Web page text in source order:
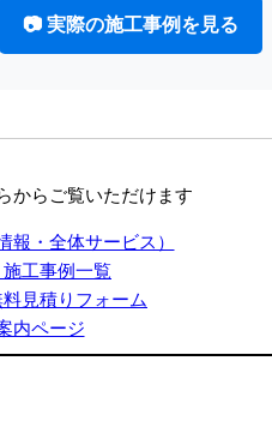
📷 実際の施工事例を見る
からご覧いただけます
報・全体サービス）
工事例一覧
見積りフォーム
内ページ